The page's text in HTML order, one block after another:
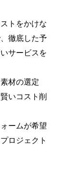
トをかけな
徹底した予
サービスを
材の選定
いコスト削
ームが希望
ロジェクト